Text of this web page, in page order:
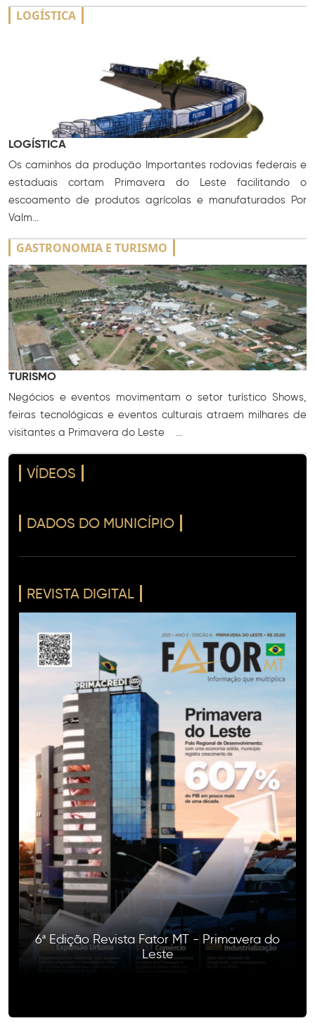
LOGÍSTICA
LOGÍSTICA
Os caminhos da produção Importantes rodovias federais e
estaduais cortam Primavera do Leste facilitando o
escoamento de produtos agrícolas e manufaturados Por
Valm...
GASTRONOMIA E TURISMO
TURISMO
Negócios e eventos movimentam o setor turístico Shows,
feiras tecnológicas e eventos culturais atraem milhares de
visitantes a Primavera do Leste ...
VÍDEOS
DADOS DO MUNICÍPIO
REVISTA DIGITAL
6ª Edição Revista Fator MT - Primavera do
Leste